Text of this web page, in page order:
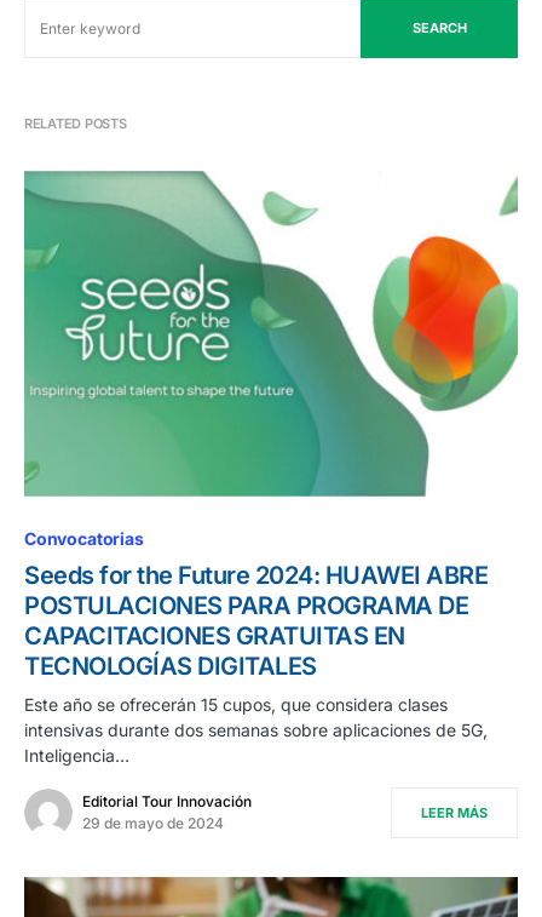
SEARCH
RELATED POSTS
Convocatorias
Seeds for the Future 2024: HUAWEI ABRE
POSTULACIONES PARA PROGRAMA DE
CAPACITACIONES GRATUITAS EN
TECNOLOGÍAS DIGITALES
Este año se ofrecerán 15 cupos, que considera clases
intensivas durante dos semanas sobre aplicaciones de 5G,
Inteligencia…
Editorial Tour Innovación
29 de mayo de 2024
LEER MÁS